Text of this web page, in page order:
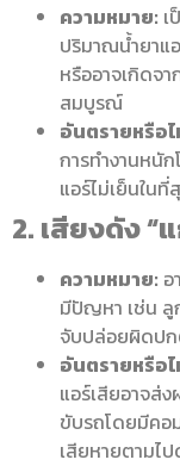
ความหมาย: เ
ปริมาณน้ำยาแ
หรืออาจเกิดจ
สมบูรณ์
อันตรายหรือไ
การทำงานหนั
แอร์ไม่เย็นในที่
2. เสียงดัง “
ความหมาย: อ
มีปัญหา เช่น
จับปล่อยผิดปก
อันตรายหรือไ
แอร์เสียอาจส่ง
ขับรถโดยมีคอ
เสียหายตามไ